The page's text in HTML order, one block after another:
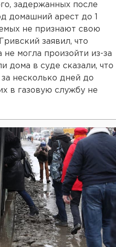
задержанных после
домашний арест до 1
не признают свою
заявил, что
не могла произойти из-за
дома в суде сказали, что
несколько дней до
в газовую службу не